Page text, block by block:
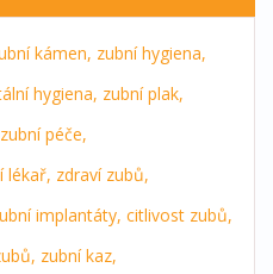
kámen, zubní hygiena,
hygiena, zubní plak,
zubní péče,
lékař, zdraví zubů,
implantáty, citlivost zubů,
zubní kaz,